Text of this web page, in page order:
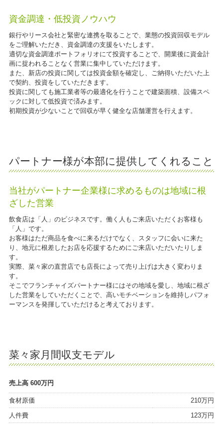
資金調達・低投資ノウハウ
銀行やリース会社と緊密な連携を取ることで、業態の投資回収モデル
をご理解いただき、資金調達の支援をいたします。
適切な資金調達ポートフォリオにて投資することで、開業後に資金計
画に捉われることなく営業に集中していただけます。
また、新店の投資に関しては投資金額を確定し、ご納得いただいた上
で契約、投資をしていただきます。
投資に関しても施工業者等の最適化を行うことで建築面積、設備スペ
ックに対して低投資で済みます。
初期投資が少ないことで回収が早く健全な店舗運営を行えます。
パートナー様が本部に提供してくれること
当社がパートナー企業様に求めるものは地域に根
ざした営業
飲食店は「人」のビジネスです。働く人もご来店いただくお客様も
「人」です。
お客様はただ商品を食べに来るだけでなく、スタッフに会いに来た
り、地元に根差したお店を応援するためにご来店いただいたりしま
す。
実際、菜々家の直営店でも店長によって売り上げは大きく変わりま
す。
そこでフランチャイズパートナー様にはその地域を愛し、地域に根ざ
した営業をしていただくことで、高いモチベーションを維持しパフォ
ーマンスを発揮していただけると考えております。
菜々家月間収支モデル
売上高 600万円
食材原価
210万円
人件費
123万円